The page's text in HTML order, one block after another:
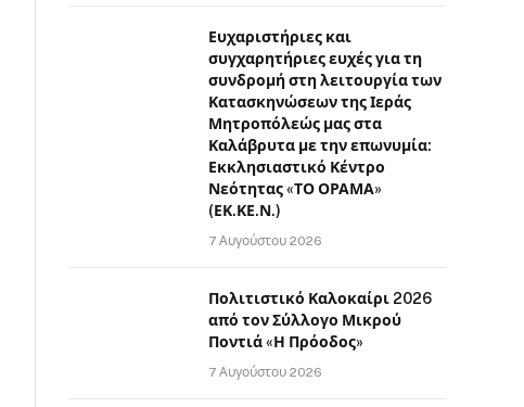
Ευχαριστήριες και
συγχαρητήριες ευχές για τη
συνδρομή στη λειτουργία των
Κατασκηνώσεων της Ιεράς
Μητροπόλεώς μας στα
Καλάβρυτα με την επωνυμία:
Εκκλησιαστικό Κέντρο
Νεότητας «ΤΟ ΟΡΑΜΑ»
(ΕΚ.ΚΕ.Ν.)
7 Αυγούστου 2026
Πολιτιστικό Καλοκαίρι 2026
από τον Σύλλογο Μικρού
Ποντιά «Η Πρόοδος»
7 Αυγούστου 2026